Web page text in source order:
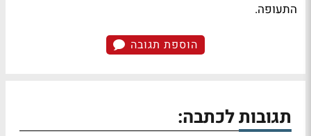
התעופה.
הוספת תגובה
תגובות לכתבה: